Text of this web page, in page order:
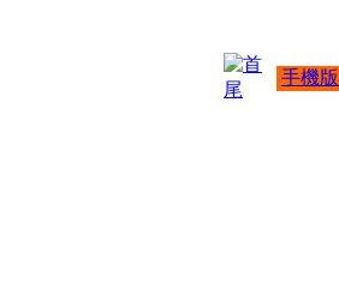
手機版